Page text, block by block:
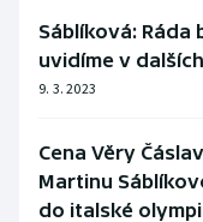
Sáblíková: Ráda
uvidíme v
9. 3. 2023
Cena Věry
Martinu
do italské